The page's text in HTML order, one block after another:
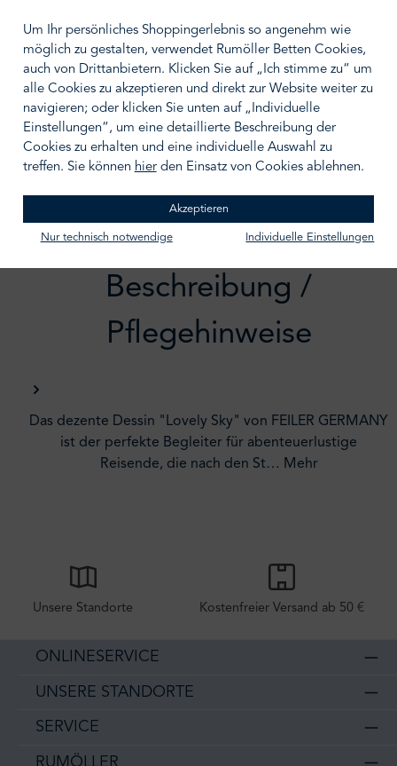
IN DEN WARENKORB
Zum Merkzettel hinzufügen
Beschreibung /
Pflegehinweise
Das dezente Dessin "Lovely Sky" von FEILER GERMANY
ist der perfekte Begleiter für abenteuerlustige
Reisende, die nach den St… Mehr
Unsere Standorte Kostenfreier Versand ab 50 €
ONLINESERVICE
UNSERE STANDORTE
SERVICE
RUMÖLLER
Um Ihr persönliches Shoppingerlebnis so angenehm wie
möglich zu gestalten, verwendet Rumöller Betten Cookies,
auch von Drittanbietern. Klicken Sie auf „Ich stimme zu“ um
alle Cookies zu akzeptieren und direkt zur Website weiter zu
navigieren; oder klicken Sie unten auf „Individuelle
Einstellungen“, um eine detaillierte Beschreibung der
Cookies zu erhalten und eine individuelle Auswahl zu
treffen. Sie können hierden Einsatz von Cookies ablehnen.
Akzeptieren
Nur technisch notwendige Individuelle Einstellungen